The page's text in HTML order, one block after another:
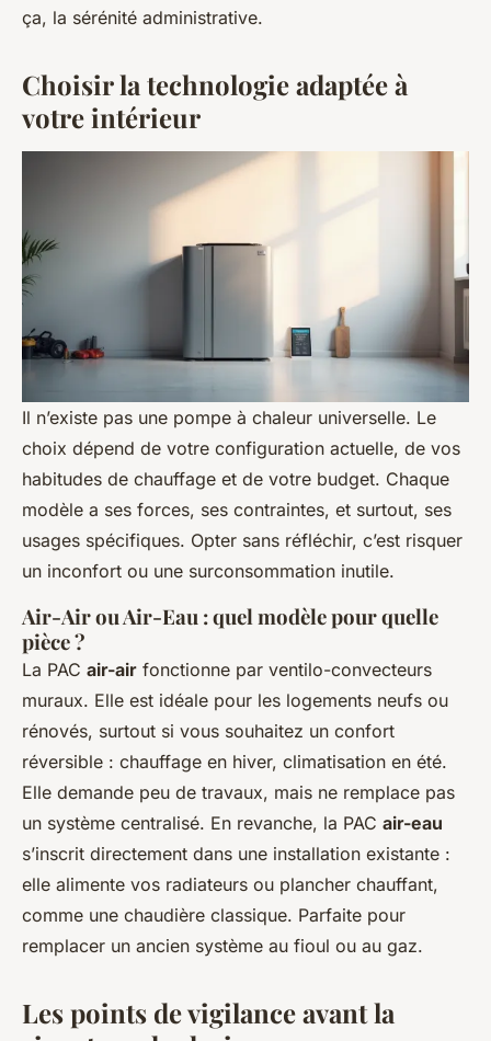
ça, la sérénité administrative.
Choisir la technologie adaptée à
votre intérieur
Il n’existe pas une pompe à chaleur universelle. Le
choix dépend de votre configuration actuelle, de vos
habitudes de chauffage et de votre budget. Chaque
modèle a ses forces, ses contraintes, et surtout, ses
usages spécifiques. Opter sans réfléchir, c’est risquer
un inconfort ou une surconsommation inutile.
Air-Air ou Air-Eau : quel modèle pour quelle
pièce ?
La PAC air-air fonctionne par ventilo-convecteurs
muraux. Elle est idéale pour les logements neufs ou
rénovés, surtout si vous souhaitez un confort
réversible : chauffage en hiver, climatisation en été.
Elle demande peu de travaux, mais ne remplace pas
un système centralisé. En revanche, la PAC air-eau
s’inscrit directement dans une installation existante :
elle alimente vos radiateurs ou plancher chauffant,
comme une chaudière classique. Parfaite pour
remplacer un ancien système au fioul ou au gaz.
Les points de vigilance avant la